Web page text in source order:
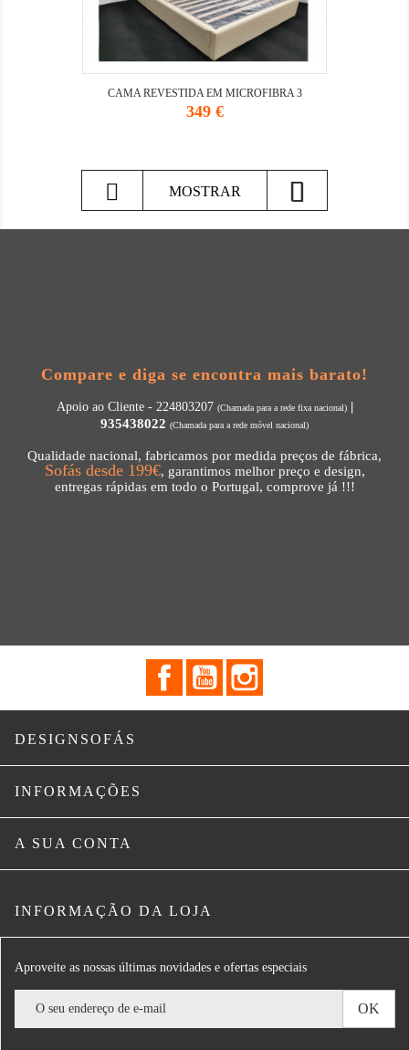
CAMA REVESTIDA EM MICROFIBRA 3
Preço
349 €
MOSTRAR 
Compare e diga se encontra mais barato!
Apoio ao Cliente - 224803207 (Chamada para a rede fixa nacional)|
935438022 (Chamada para a rede móvel nacional)
Qualidade nacional, fabricamos por medida preços de fábrica,
, garantimos melhor preço e design,
entregas rápidas em todo o Portugal, comprove já !!!
FacebookYouTube
DESIGNSOFÁS
INFORMAÇÕES
A SUA CONTA
INFORMAÇÃO DA LOJA
Aproveite as nossas últimas novidades e ofertas especiais